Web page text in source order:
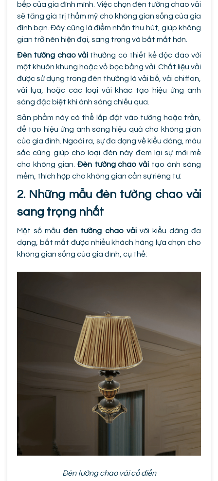
bếp của gia đình mình. Việc chọn đèn tường chao vải
sẽ tăng giá trị thẩm mỹ cho không gian sống của gia
đình bạn. Đây cũng là điểm nhấn thu hút, giúp không
gian trở nên hiện đại, sang trọng và bắt mắt hơn.
Đèn tường chao vải thường có thiết kế độc đáo với
một khuôn khung hoặc vỏ bọc bằng vải. Chất liệu vải
được sử dụng trong đèn thường là vải bố, vải chiffon,
vải lụa, hoặc các loại vải khác tạo hiệu ứng ánh
sáng đặc biệt khi ánh sáng chiếu qua.
Sản phẩm này có thể lắp đặt vào tường hoặc trần,
để tạo hiệu ứng ánh sáng hiệu quả cho không gian
của gia đình. Ngoài ra, sự đa dạng về kiểu dáng, màu
sắc cũng giúp cho loại đèn này đem lại sự mới mẻ
cho không gian. Đèn tường chao vải tạo ánh sáng
mềm, thích hợp cho không gian cần sự riêng tư.
2. Những mẫu đèn tường chao vải
sang trọng nhất
Một số mẫuđèn tường chao vảivới kiểu dáng đa
dạng, bắt mắt được nhiều khách hàng lựa chọn cho
không gian sống của gia đình, cụ thể:
Đèn tường chao vải cổ điển